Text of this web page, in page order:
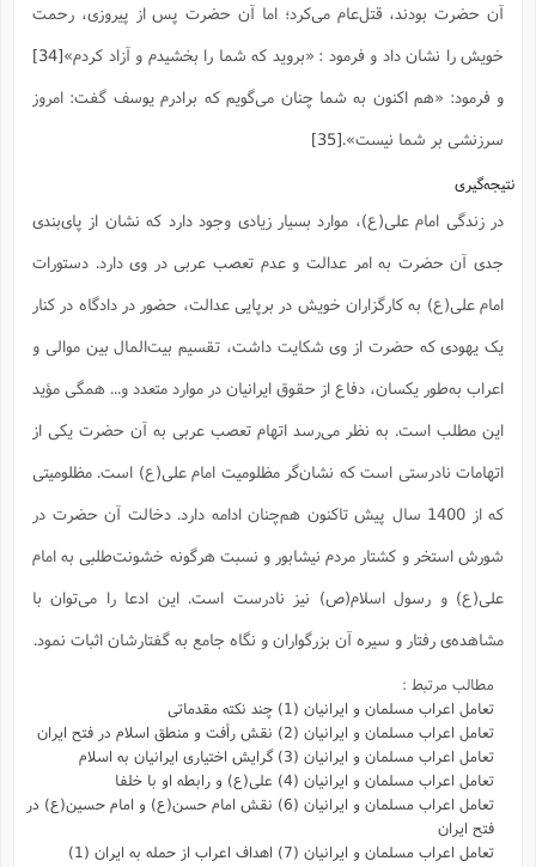
آن حضرت بودند، قتل‌عام می‌کرد؛ اما آن حضرت پس از پیروزی، رحمت
خویش را نشان داد و فرمود : «بروید که شما را بخشیدم و آزاد کردم»[34]
و فرمود: «هم اکنون به شما چنان مى‌گویم که برادرم یوسف گفت: امروز
سرزنشی بر شما نیست».[35]
نتیجه‌گیری
در زندگی امام علی(ع)، موارد بسیار زیادی وجود دارد که نشان از پای‌بندی
جدی آن حضرت به امر عدالت و عدم تعصب عربی در وی دارد. دستورات
امام علی(ع) به کارگزاران خویش در برپایی عدالت، حضور در دادگاه در کنار
یک یهودی که حضرت از وی شکایت داشت، تقسیم بیت‌المال بین موالی و
اعراب به‌طور یکسان، دفاع از حقوق ایرانیان در موارد متعدد و... همگی مؤید
این مطلب است. به نظر می‌رسد اتهام تعصب عربی به آن حضرت یکی از
اتهامات نادرستی است که نشان‌گر مظلومیت امام علی(ع) است. مظلومیتی
که از 1400 سال پیش تاکنون هم‌چنان ادامه دارد. دخالت آن حضرت در
شورش استخر و کشتار مردم نیشابور و نسبت هرگونه خشونت‌طلبی به امام
‌علی(ع) و رسول اسلام(ص) نیز نادرست است. این ادعا را می‌توان با
مشاهده‌ی رفتار و سیره آن بزرگواران و نگاه جامع به گفتارشان اثبات نمود.
مطالب مرتبط :
تعامل اعراب مسلمان و ایرانیان (1) چند نکته مقدماتی
تعامل اعراب مسلمان و ایرانیان (2) نقش رأفت و منطق اسلام در فتح ایران
تعامل اعراب مسلمان و ایرانیان (3) گرایش اختیاری ایرانیان به اسلام
تعامل اعراب مسلمان و ایرانیان (4) علی(ع) و رابطه او با خلفا
تعامل اعراب مسلمان و ایرانیان (6) نقش امام حسن(ع) و امام حسین(ع) در
فتح ایران
تعامل اعراب مسلمان و ایرانیان (7) اهداف اعراب از حمله به ایران (1)